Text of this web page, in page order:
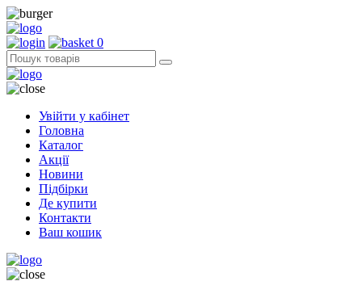
0
Увійти у кабінет
Головна
Каталог
Акції
Новини
Підбірки
Де купити
Контакти
Ваш кошик